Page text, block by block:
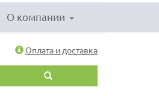
О компании
Оплата и доставка